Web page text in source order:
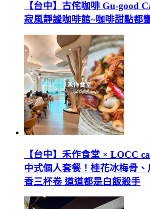
【台中】古侘咖啡 Gu-good
寂風靜謐咖啡館~咖啡甜點都
【台中】禾作食堂 × LOCC
中式個人套餐！桂花冰梅骨
香三杯卷 道道都是白飯殺手